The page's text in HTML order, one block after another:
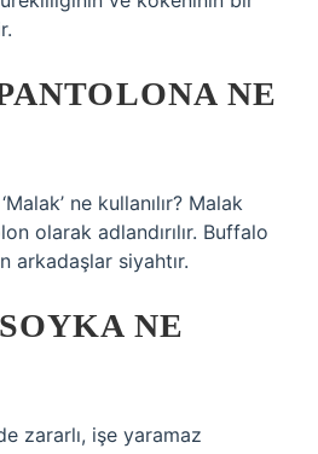
NE
ne kullanılır? Malak
olarak adlandırılır. Buffalo
arkadaşlar siyahtır.
NE
zararlı, işe yaramaz